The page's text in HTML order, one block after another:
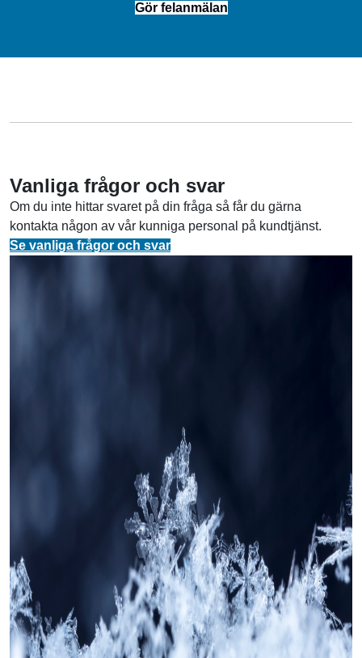
Gör felanmälan
Vanliga frågor och svar
Om du inte hittar svaret på din fråga så får du gärna
kontakta någon av vår kunniga personal på kundtjänst.
Se vanliga frågor och svar